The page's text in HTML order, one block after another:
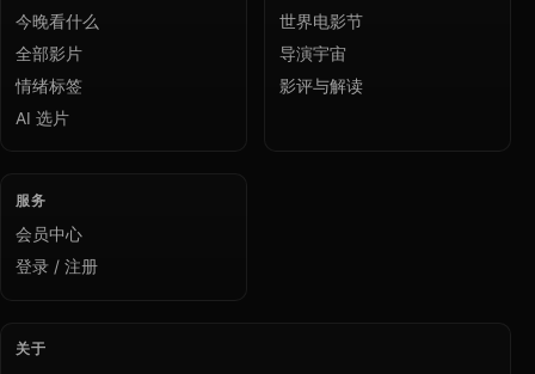
今晚看什么
全部影片
情绪标签
AI 选片
世界电影节
导演宇宙
影评与解读
服务
会员中心
登录 / 注册
关于